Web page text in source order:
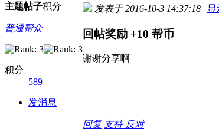
主题帖子积分
普通帮众
积分
589
发消息
发表于 2016-10-3 14:37:18 |
回帖奖励 +10 帮币
谢谢分享啊
回复 支持 反对